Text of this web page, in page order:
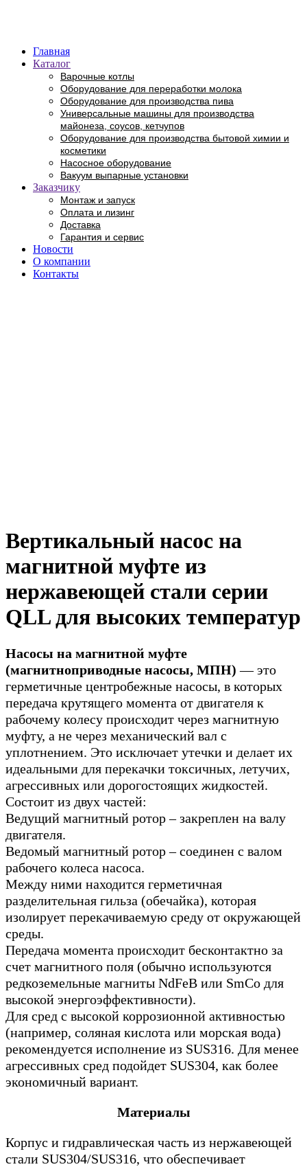
Главная
Каталог
Варочные котлы
Оборудование для переработки молока
Оборудование для производства пива
Универсальные машины для производства
майонеза, соусов, кетчупов
Оборудование для производства бытовой химии и
косметики
Насосное оборудование
Вакуум выпарные установки
Заказчику
Монтаж и запуск
Оплата и лизинг
Доставка
Гарантия и сервис
Новости
О компании
Контакты
Вертикальный насос на
магнитной муфте из
нержавеющей стали серии
QLL для высоких температур
Насосы на магнитной муфте
(магнитноприводные насосы, МПН) — это
герметичные центробежные насосы, в которых
передача крутящего момента от двигателя к
рабочему колесу происходит через магнитную
муфту, а не через механический вал с
уплотнением. Это исключает утечки и делает их
идеальными для перекачки токсичных, летучих,
агрессивных или дорогостоящих жидкостей.
Состоит из двух частей:
Ведущий магнитный ротор – закреплен на валу
двигателя.
Ведомый магнитный ротор – соединен с валом
рабочего колеса насоса.
Между ними находится герметичная
разделительная гильза (обечайка), которая
изолирует перекачиваемую среду от окружающей
среды.
Передача момента происходит бесконтактно за
счет магнитного поля (обычно используются
редкоземельные магниты NdFeB или SmCo для
высокой энергоэффективности).
Для сред с высокой коррозионной активностью
(например, соляная кислота или морская вода)
рекомендуется исполнение из SUS316. Для менее
агрессивных сред подойдет SUS304, как более
экономичный вариант.
Материалы
Корпус и гидравлическая часть из нержавеющей
стали SUS304/SUS316, что обеспечивает